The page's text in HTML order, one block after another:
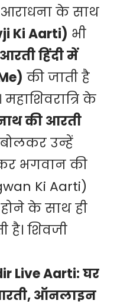
के साथ
Ki Aarti) भी
हिंदी में
की जाती है
महाशिवरात्रिके
की आरती
बोलकर उन्हें
भगवान की
Ki Aarti)
के साथ ही
है। शिवजी
Live Aarti: घर
ऑनलाइन